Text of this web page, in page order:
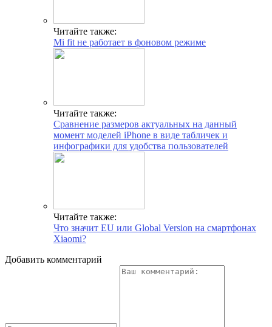
Читайте также:
Mi fit не работает в фоновом режиме
Читайте также:
Сравнение размеров актуальных на данный
момент моделей iPhone в виде табличек и
инфографики для удобства пользователей
Читайте также:
Что значит EU или Global Version на смартфонах
Xiaomi?
Добавить комментарий